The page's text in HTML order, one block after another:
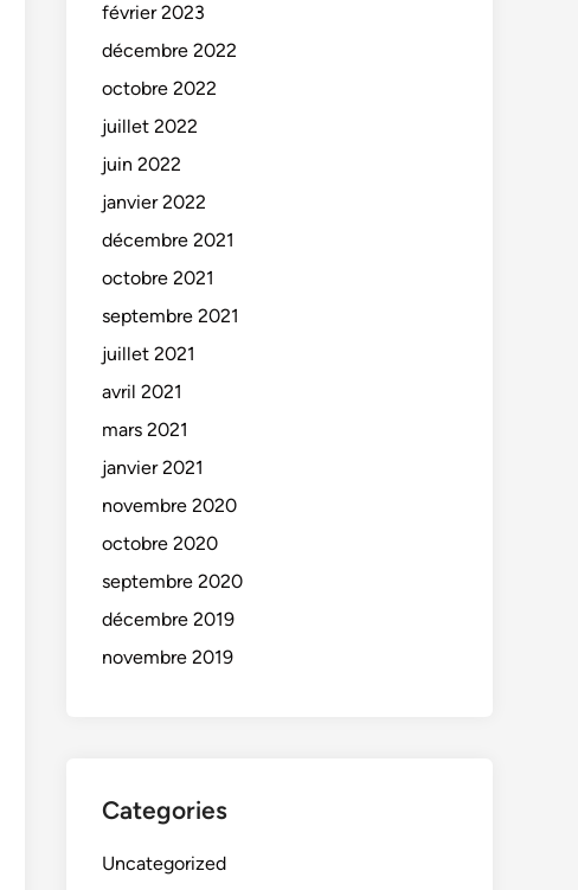
février 2023
décembre 2022
octobre 2022
juillet 2022
juin 2022
janvier 2022
décembre 2021
octobre 2021
septembre 2021
juillet 2021
avril 2021
mars 2021
janvier 2021
novembre 2020
octobre 2020
septembre 2020
décembre 2019
novembre 2019
Categories
Uncategorized